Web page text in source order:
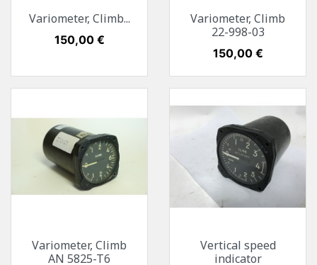
Variometer, Climb...
Preis
150,00 €
Variometer, Climb
22-998-03
Preis
150,00 €
Variometer, Climb
AN 5825-T6
Vertical speed
indicator